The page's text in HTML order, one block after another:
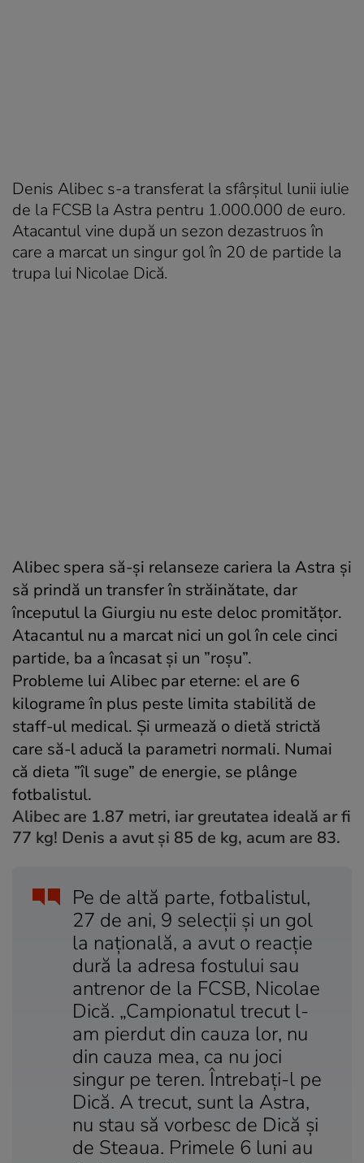
Denis Alibec s-a transferat la sfârşitul lunii iulie
de la FCSB la Astra pentru 1.000.000 de euro.
Atacantul vine după un sezon dezastruos în
care a marcat un singur gol în 20 de partide la
trupa lui Nicolae Dică.
Alibec spera să-şi relanseze cariera la Astra şi
să prindă un transfer în străinătate, dar
începutul la Giurgiu nu este deloc promităţor.
Atacantul nu a marcat nici un gol în cele cinci
partide, ba a încasat şi un ”roşu”.
Probleme lui Alibec par eterne: el are 6
kilograme în plus peste limita stabilită de
staff-ul medical. Şi urmează o dietă strictă
care să-l aducă la parametri normali. Numai
că dieta ”îl suge” de energie, se plânge
fotbalistul.
Alibec are 1.87 metri, iar greutatea ideală ar fi
77 kg! Denis a avut şi 85 de kg, acum are 83.
Pe de altă parte, fotbalistul,
27 de ani, 9 selecţii şi un gol
la naţională, a avut o reacţie
dură la adresa fostului sau
antrenor de la FCSB, Nicolae
Dică. „Campionatul trecut l-
am pierdut din cauza lor, nu
din cauza mea, ca nu joci
singur pe teren. Întrebaţi-l pe
Dică. A trecut, sunt la Astra,
nu stau să vorbesc de Dică şi
de Steaua. Primele 6 luni au